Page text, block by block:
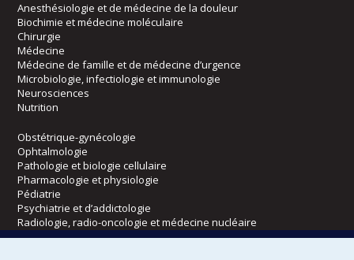
Anesthésiologie et de médecine de la douleur
Biochimie et médecine moléculaire
Chirurgie
Médecine
Médecine de famille et de médecine d’urgence
Microbiologie, infectiologie et immunologie
Neurosciences
Nutrition
Obstétrique-gynécologie
Ophtalmologie
Pathologie et biologie cellulaire
Pharmacologie et physiologie
Pédiatrie
Psychiatrie et d’addictologie
Radiologie, radio-oncologie et médecine nucléaire